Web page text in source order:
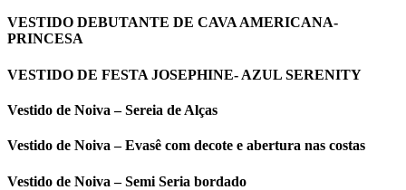
VESTIDO DEBUTANTE DE CAVA AMERICANA-
PRINCESA
VESTIDO DE FESTA JOSEPHINE- AZUL SERENITY
Vestido de Noiva – Sereia de Alças
Vestido de Noiva – Evasê com decote e abertura nas costas
Vestido de Noiva – Semi Seria bordado